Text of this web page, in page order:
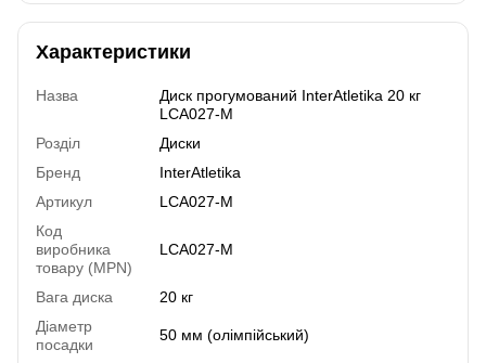
Характеристики
Назва
Диск прогумований InterAtletika 20 кг
LCA027-M
Розділ
Диски
Бренд
InterAtletika
Артикул
LCA027-M
Код
виробника
товару (MPN)
LCA027-M
Вага диска
20 кг
Діаметр
посадки
50 мм (олімпійський)